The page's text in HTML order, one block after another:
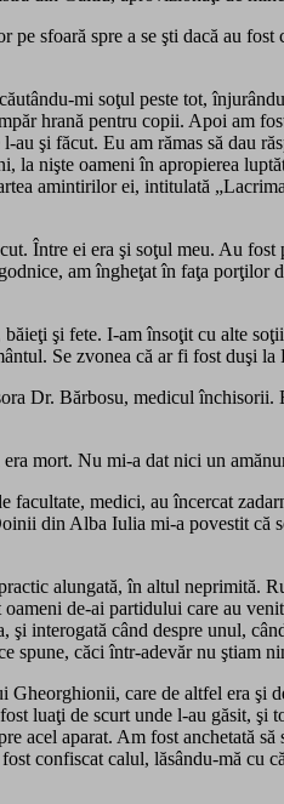
sfoară spre a se şti dacă au
mi soţul peste tot,
hrană pentru copii. Apoi am
şi făcut. Eu am rămas să dau
la nişte oameni în apropierea
amintirilor ei, intitulată
Între ei era şi soţul meu. Au
am îngheţat în faţa
şi fete. I-am însoţit cu alte
Se zvonea că ar fi fost duşi la
Dr. Bărbosu, medicul
mort. Nu mi-a dat nici un
medici, au încercat
din Alba Iulia mi-a povestit
alungată, în altul neprimită.
de-ai partidului care au
interogată când despre unul,
spune, căci într-adevăr nu ştiam
Gheorghionii, care de altfel era
luaţi de scurt unde l-au găsit, şi
acel aparat. Am fost anchetată
confiscat calul, lăsându-mă